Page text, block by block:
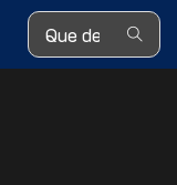
Search ...